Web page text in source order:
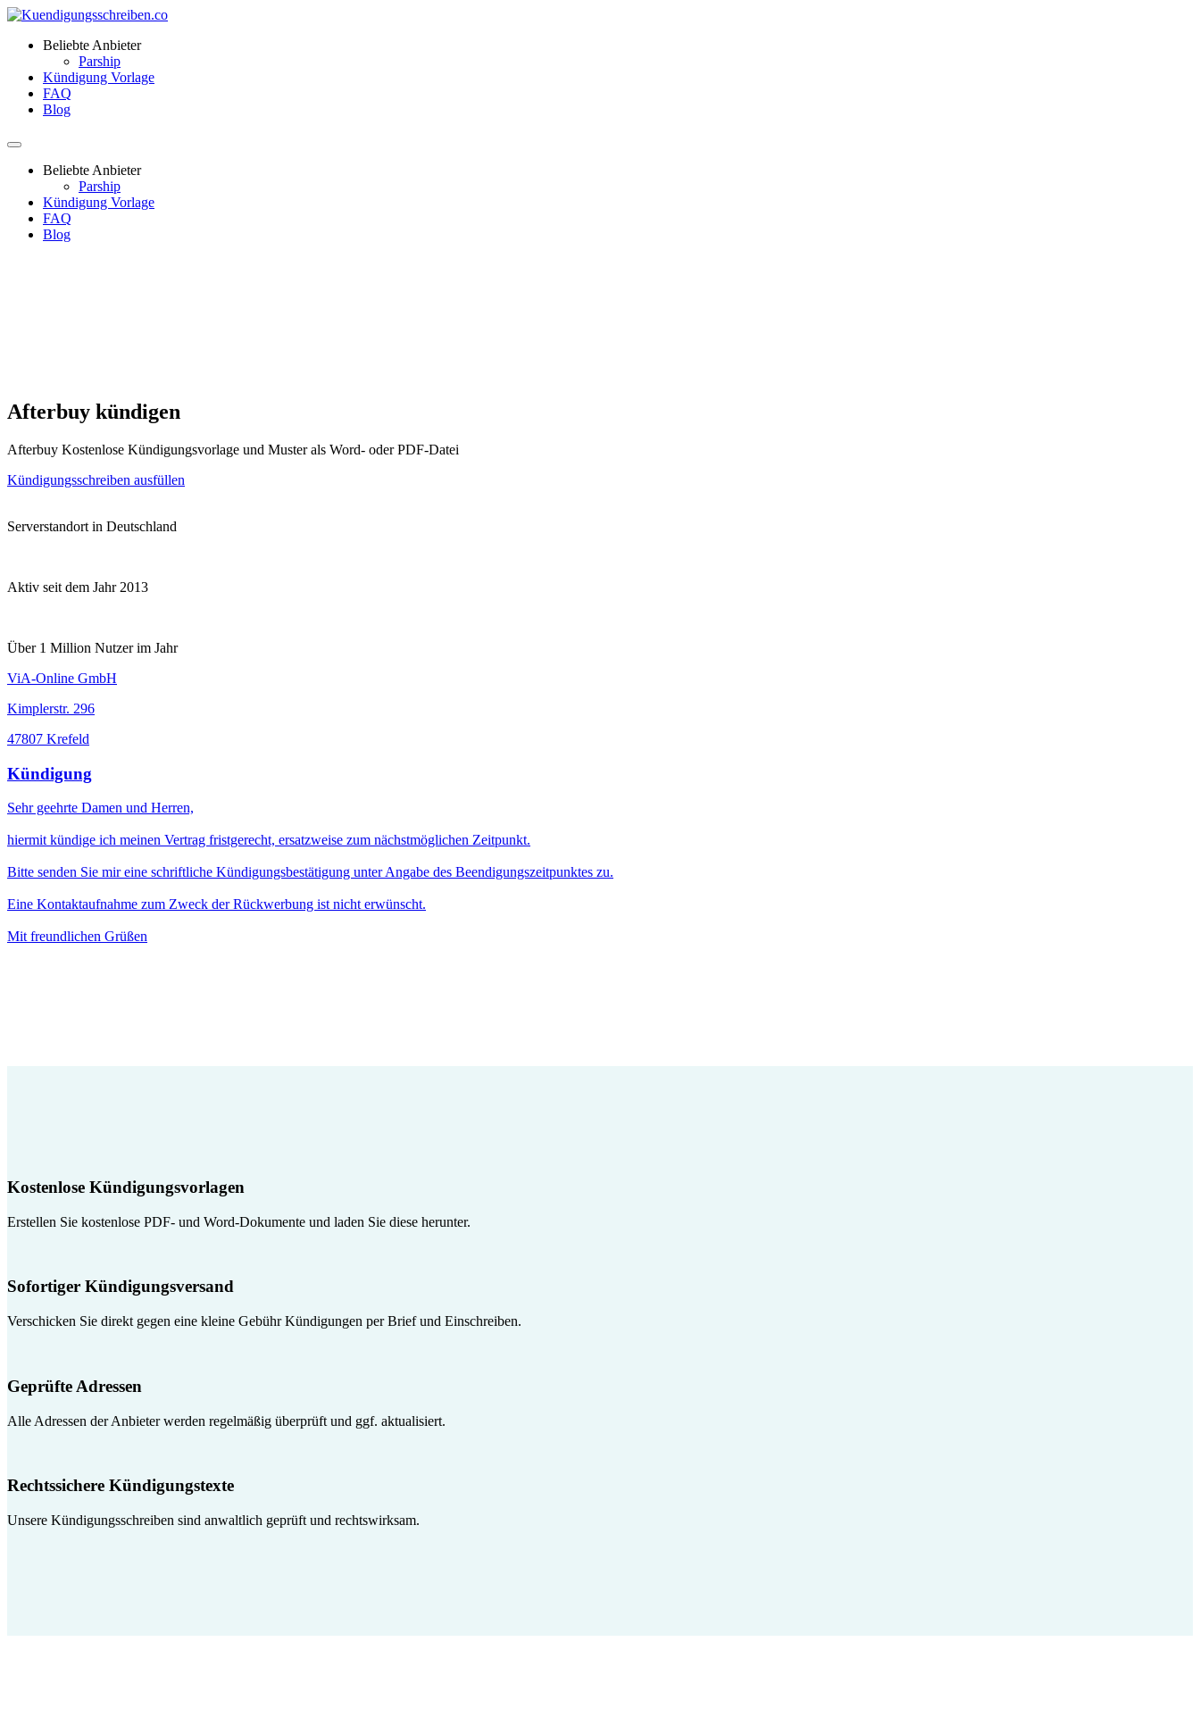
Beliebte Anbieter
Parship
Kündigung Vorlage
FAQ
Blog
Beliebte Anbieter
Parship
Kündigung Vorlage
FAQ
Blog
Afterbuy kündigen
Afterbuy Kostenlose Kündigungsvorlage und Muster als Word- oder PDF-Datei
Kündigungsschreiben ausfüllen
Serverstandort in Deutschland
Aktiv seit dem Jahr 2013
Über 1 Million Nutzer im Jahr
ViA-Online GmbH
Kimplerstr. 296
47807 Krefeld
Kündigung
Sehr geehrte Damen und Herren,
hiermit kündige ich meinen Vertrag fristgerecht, ersatzweise zum nächstmöglichen Zeitpunkt.
Bitte senden Sie mir eine schriftliche Kündigungsbestätigung unter Angabe des Beendigungszeitpunktes zu.
Eine Kontaktaufnahme zum Zweck der Rückwerbung ist nicht erwünscht.
Mit freundlichen Grüßen
Kostenlose Kündigungsvorlagen
Erstellen Sie kostenlose PDF- und Word-Dokumente und laden Sie diese herunter.
Sofortiger Kündigungsversand
Verschicken Sie direkt gegen eine kleine Gebühr Kündigungen per Brief und Einschreiben.
Geprüfte Adressen
Alle Adressen der Anbieter werden regelmäßig überprüft und ggf. aktualisiert.
Rechtssichere Kündigungstexte
Unsere Kündigungsschreiben sind anwaltlich geprüft und rechtswirksam.